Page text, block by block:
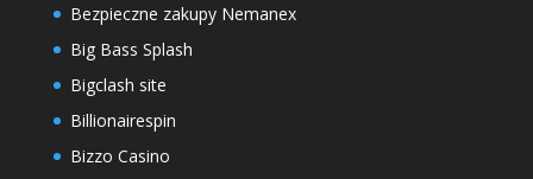
Bezpieczne zakupy Nemanex
Big Bass Splash
Bigclash site
Billionairespin
Bizzo Casino